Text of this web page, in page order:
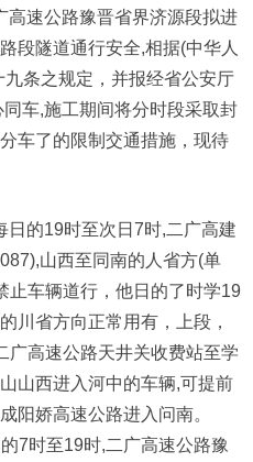
高速公路豫晋省界济源段拟进
段隧道通行安全,相据(中华人
条之规定，并报经省公安厅
车,施工期间将分时段采取封
车了的限制交通措施，现待
日的19时至次日7时,二广高建
山西至同南的人省方(单
止车辆道行，他日的了时学19
川省方向正常用有，上段，
广高速公路天井关收费站至学
山西进入河中的车辆,可提前
阳娇高速公路进入问南。
7时至19时,二广高速公路豫